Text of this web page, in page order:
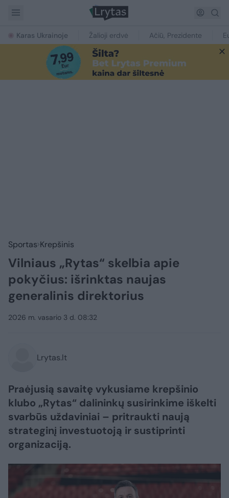
Karas Ukrainoje Žalioji erdvė Ačiū, Prezidente
Sportas Krepšinis
Vilniaus „Rytas“ skelbia apie
pokyčius: išrinktas naujas
generalinis direktorius
2026 m. vasario 3 d. 08:32
Lrytas.lt
Praėjusią savaitę vykusiame krepšinio
klubo „Rytas“ dalininkų susirinkime iškelti
svarbūs uždaviniai – pritraukti naują
strateginį investuotoją ir sustiprinti
organizaciją.